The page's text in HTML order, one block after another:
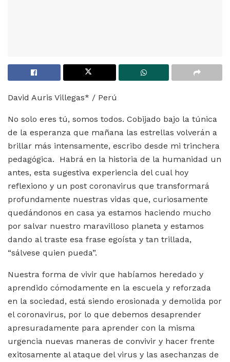
David Auris Villegas* / Perú
No solo eres tú, somos todos. Cobijado bajo la túnica
de la esperanza que mañana las estrellas volverán a
brillar más intensamente, escribo desde mi trinchera
pedagógica. Habrá en la historia de la humanidad un
antes, esta sugestiva experiencia del cual hoy
reflexiono y un post coronavirus que transformará
profundamente nuestras vidas que, curiosamente
quedándonos en casa ya estamos haciendo mucho
por salvar nuestro maravilloso planeta y estamos
dando al traste esa frase egoísta y tan trillada,
“sálvese quien pueda”.
Nuestra forma de vivir que habíamos heredado y
aprendido cómodamente en la escuela y reforzada
en la sociedad, está siendo erosionada y demolida por
el coronavirus, por lo que debemos desaprender
apresuradamente para aprender con la misma
urgencia nuevas maneras de convivir y hacer frente
exitosamente al ataque del virus y las asechanzas de